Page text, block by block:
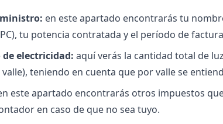
en este apartado encontrarás tu
tu potencia contratada y el período de
de electricidad: aquí verás la cantidad total de
teniendo en cuenta que por valle se
este apartado encontrarás otros impuestos
en caso de que no sea tuyo.